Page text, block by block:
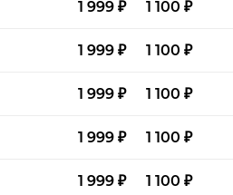
1 999 ₽ 1 100 ₽
1 999 ₽ 1 100 ₽
1 999 ₽ 1 100 ₽
1 999 ₽ 1 100 ₽
1 999 ₽ 1 100 ₽